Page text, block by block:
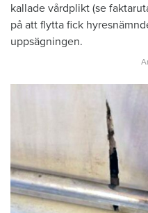
kallade vårdplikt (se
på att flytta fick
uppsägningen.